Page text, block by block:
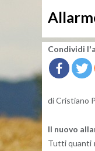
Con­di­vi­di
di Cri­stia­no
Il nuovo
Tutti quan­ti